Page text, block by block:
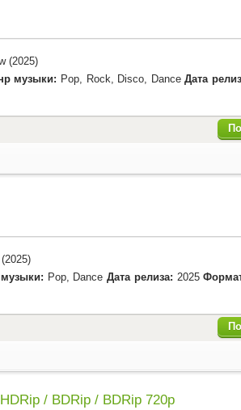
музыки: Pop, Rock, Disco, DanceДата
Pop, DanceДата релиза: 2025Формат
/ BDRip / BDRip 720p